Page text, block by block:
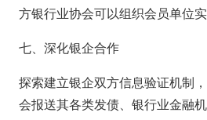
方银行业协会可以组织会员单位实
七、深化银企合作
探索建立银企双方信息验证机制
会报送其各类发债、银行业金融